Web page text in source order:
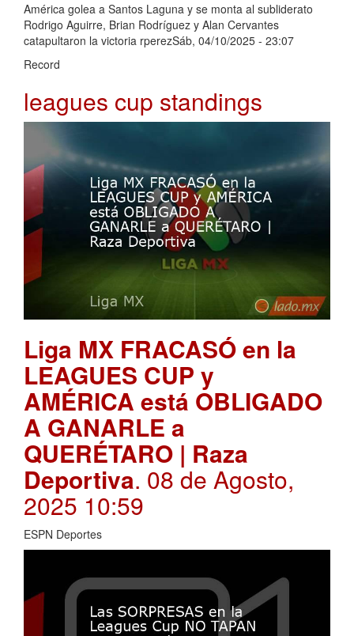
América golea a Santos Laguna y se monta al subliderato
Rodrigo Aguirre, Brian Rodríguez y Alan Cervantes
catapultaron la victoria rperezSáb, 04/10/2025 - 23:07
Record
leagues cup standings
Liga MX FRACASÓ en la
LEAGUES CUP y
AMÉRICA está OBLIGADO
A GANARLE a
QUERÉTARO | Raza
Deportiva. 08 de Agosto,
2025 10:59
ESPN Deportes